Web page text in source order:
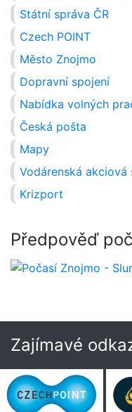
Státní správa ČR
Czech POINT
Město Znojmo
Dopravní spojení
Nabídka volných
Česká pošta
Mapy
Vodárenská akciová
Krizport
Předpověď
Zajímavé